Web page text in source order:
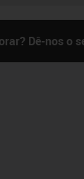
Dê-nos o